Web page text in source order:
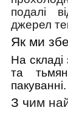
подалі
джерел
Як ми
На складі
та
пакуванні.
З чим